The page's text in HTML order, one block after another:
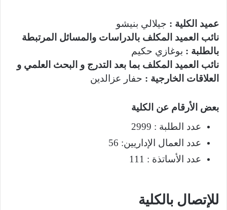
عميد الكلية : جيلالي بنيشو
نائب العميد المكلف بالدراسات والمسائل المرتبطة
بالطلبة : بوغازي حكيم
نائب العميد المكلف بما بعد التدرج و البحث العلمي و
العلاقات الخارجية : حفار عزالدين
بعض الأرقام عن الكلية
عدد الطلبة : 2999
عدد العمال الإداريين: 56
عدد الأساتذة : 111
للإتصال بالكلية